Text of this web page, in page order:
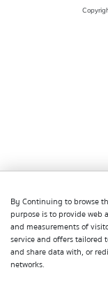
By Continuing to browse
purpose is to provide web
and measurements of
service and offers tailored
and share data with, or
networks.